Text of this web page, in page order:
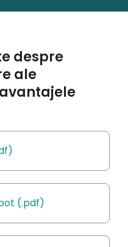
despre
ale
(.pdf)